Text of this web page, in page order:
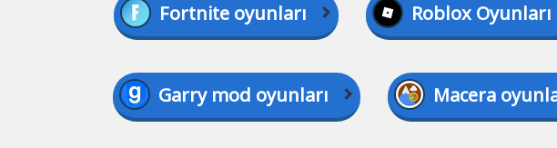
Fortnite oyunları Roblox Oyunları
Garry mod oyunları Macera